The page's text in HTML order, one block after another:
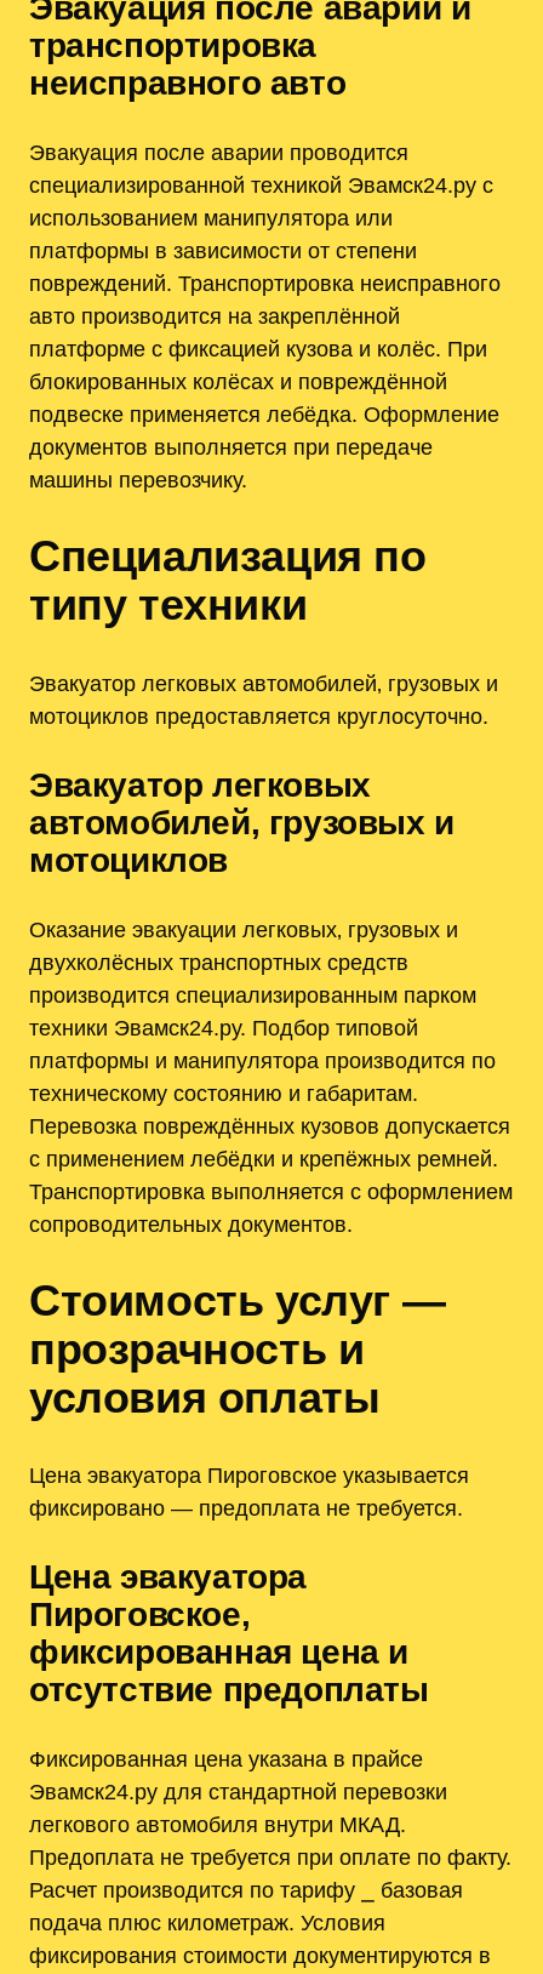
Эвакуация после аварии и
транспортировка
неисправного авто
Эвакуация после аварии проводится
специализированной техникой Эвамск24.ру с
использованием манипулятора или
платформы в зависимости от степени
повреждений. Транспортировка неисправного
авто производится на закреплённой
платформе с фиксацией кузова и колёс. При
блокированных колёсах и повреждённой
подвеске применяется лебёдка. Оформление
документов выполняется при передаче
машины перевозчику.
Специализация по
типу техники
Эвакуатор легковых автомобилей‚ грузовых и
мотоциклов предоставляется круглосуточно.
Эвакуатор легковых
автомобилей‚ грузовых и
мотоциклов
Оказание эвакуации легковых‚ грузовых и
двухколёсных транспортных средств
производится специализированным парком
техники Эвамск24.ру. Подбор типовой
платформы и манипулятора производится по
техническому состоянию и габаритам.
Перевозка повреждённых кузовов допускается
с применением лебёдки и крепёжных ремней.
Транспортировка выполняется с оформлением
сопроводительных документов.
Стоимость услуг —
прозрачность и
условия оплаты
Цена эвакуатора Пироговское указывается
фиксировано — предоплата не требуется.
Цена эвакуатора
Пироговское‚
фиксированная цена и
отсутствие предоплаты
Фиксированная цена указана в прайсе
Эвамск24.ру для стандартной перевозки
легкового автомобиля внутри МКАД.
Предоплата не требуется при оплате по факту.
Расчет производится по тарифу ⎯ базовая
подача плюс километраж. Условия
фиксирования стоимости документируются в